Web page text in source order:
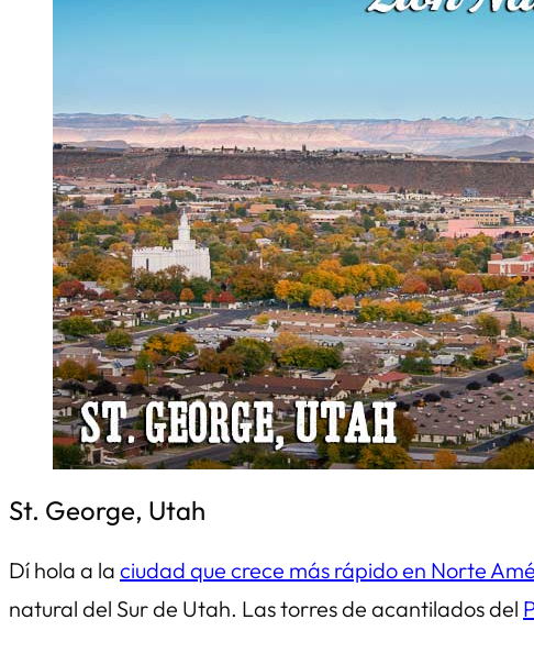
St. George, Utah
Dí hola a la ciudad que crece más rápido en Norte
natural del Sur de Utah. Las torres de acantilados del